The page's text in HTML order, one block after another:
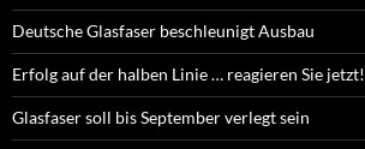
Deutsche Glasfaser beschleunigt Ausbau
Erfolg auf der halben Linie … reagieren Sie jetzt!
Glasfaser soll bis September verlegt sein